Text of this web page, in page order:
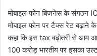
मोबाइल फोन बिजनेस के संगठन
मोबाइल फोन पर टैक्स रेट बढ़ाने
कहा कि इस tax बढ़ोतरी से आम
100 करोड़ भारतीय पर इसका